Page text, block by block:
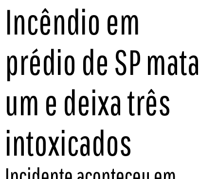
Incêndio em
prédio de SP mata
um e deixa três
intoxicados